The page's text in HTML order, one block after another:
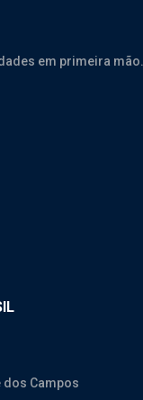
em primeira mão.
dos Campos